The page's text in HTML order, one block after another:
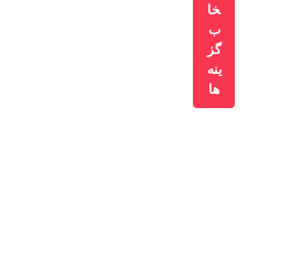
خا
ب
گز
ینه
ها